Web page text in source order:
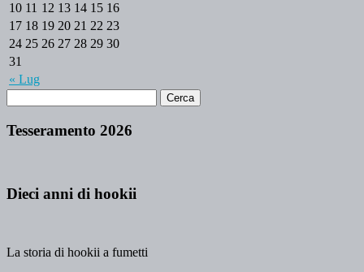
« Lug
10 11 12 13 14 15 16
17 18 19 20 21 22 23
24 25 26 27 28 29 30
31
Tesseramento 2026
Dieci anni di hookii
La storia di hookii a fumetti